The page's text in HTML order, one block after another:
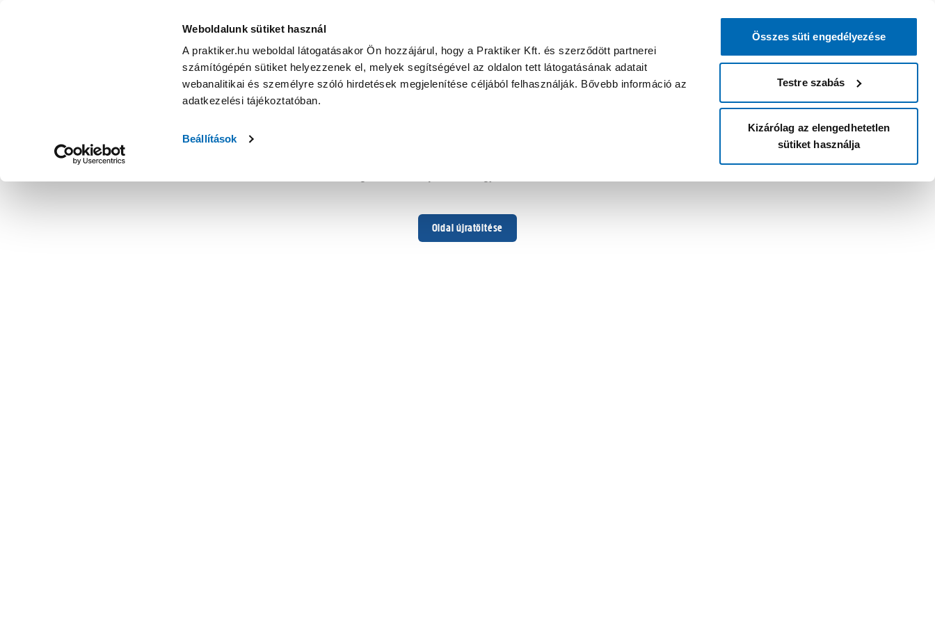
Weboldalunk sütiket használ
A praktiker.hu weboldal látogatásakor Ön hozzájárul, hogy a Praktiker Kft. és szerződött partnerei
számítógépén sütiket helyezzenek el, melyek segítségével az oldalon tett látogatásának adatait
webanalitikai és személyre szóló hirdetések megjelenítése céljából felhasználják. Bővebb információ az
adatkezelési tájékoztatóban.
Beállítások
Összes süti engedélyezése
Testre szabás
Kizárólag az elengedhetetlen
sütiket használja
Oldal újratöltése